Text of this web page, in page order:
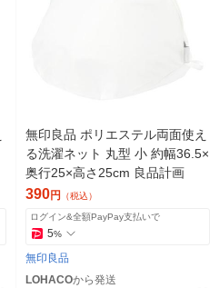
無印良品 ポリエステル両面使え
る洗濯ネット 丸型 小 約幅36.5×
奥行25×高さ25cm 良品計画
390円 （税込）
ログイン&全額PayPay支払いで
5%
無印良品
LOHACOから発送